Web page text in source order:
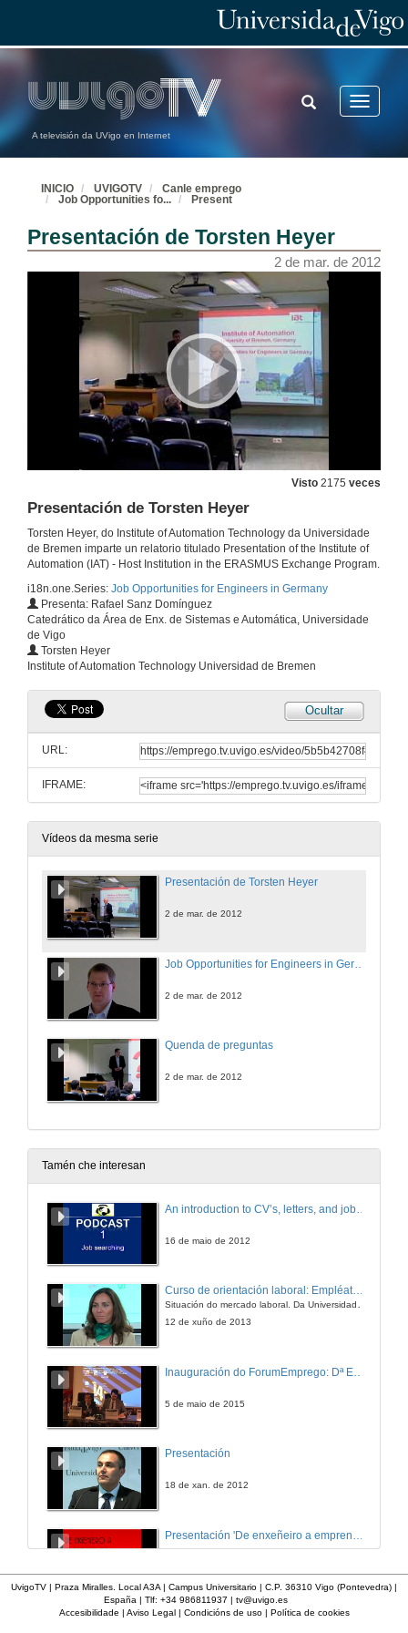
A televisión da UVigo en Internet
Toggle
TOGGLE
SEARCH
INICIO UVIGOTV
Canle emprego
Job Opportunities fo... Present
Presentación de Torsten Heyer
2 de mar. de 2012
Visto 2175 veces
Presentación de Torsten Heyer
Torsten Heyer, do Institute of Automation Technology da Universidade
de Bremen imparte un relatorio titulado Presentation of the Institute of
Automation (IAT) - Host Institution in the ERASMUS Exchange Program.
i18n.one.Series: Job Opportunities for Engineers in Germany
Presenta: Rafael Sanz Domínguez
Catedrático da Área de Enx. de Sistemas e Automática, Universidade
de Vigo
Torsten Heyer
Institute of Automation Technology Universidad de Bremen
Ocultar
URL:
IFRAME:
Vídeos da mesma serie
Presentación de Torsten Heyer
2 de mar. de 2012
2 de mar. de 2012
Quenda de preguntas
2 de mar. de 2012
Tamén che interesan
16 de maio de 2012
Curso de orientación laboral: Empléate. Módulo Conciénciate
12 de xuño de 2013
5 de maio de 2015
Presentación
18 de xan. de 2012
UvigoTV | Praza Miralles. Local A3A | Campus Universitario | C.P. 36310 Vigo (Pontevedra) |
España | Tlf: +34 986811937 | tv@uvigo.es
Accesibilidade | Aviso Legal| Condicións de uso| Política de cookies